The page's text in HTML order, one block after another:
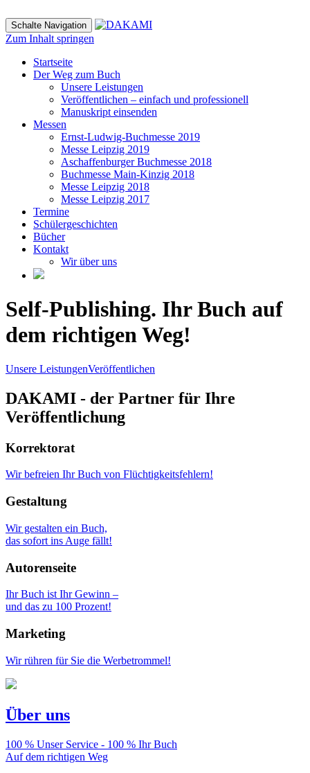
Schalte Navigation
Zum Inhalt springen
Startseite
Der Weg zum Buch
Unsere Leistungen
Veröffentlichen – einfach und professionell
Manuskript einsenden
Messen
Ernst-Ludwig-Buchmesse 2019
Messe Leipzig 2019
Aschaffenburger Buchmesse 2018
Buchmesse Main-Kinzig 2018
Messe Leipzig 2018
Messe Leipzig 2017
Termine
Schülergeschichten
Bücher
Kontakt
Wir über uns
Self-Publishing. Ihr Buch auf
dem richtigen Weg!
Unsere LeistungenVeröffentlichen
DAKAMI - der Partner für Ihre
Veröffentlichung
Korrektorat
Wir befreien Ihr Buch von Flüchtigkeitsfehlern!
Gestaltung
Wir gestalten ein Buch,
das sofort ins Auge fällt!
Autorenseite
Ihr Buch ist Ihr Gewinn –
und das zu 100 Prozent!
Marketing
Wir rühren für Sie die Werbetrommel!
Über uns
100 % Unser Service - 100 % Ihr Buch
Auf dem richtigen Weg